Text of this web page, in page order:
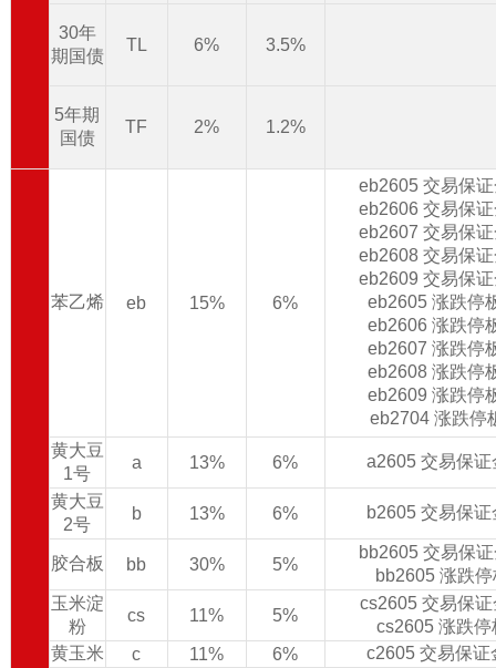
30年
期国债
TL 6% 3.5%
5年期
国债
TF 2% 1.2%
苯乙烯 eb 15% 6%
eb2605 交易保
eb2606 交易保
eb2607 交易保
eb2608 交易保
eb2609 交易保
eb2605 涨跌停
eb2606 涨跌停
eb2607 涨跌停
eb2608 涨跌停
eb2609 涨跌停
eb2704 涨跌停
黄大豆
1号
a 13% 6% a2605 交易保
黄大豆
2号
b 13% 6% b2605 交易保
胶合板 bb 30% 5%
bb2605 交易保
bb2605 涨跌
玉米淀
粉
cs 11% 5%
cs2605 交易保
cs2605 涨跌
黄玉米
c 11% 6%
c2605 交易保证